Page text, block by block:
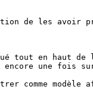
de les avoir
tout en haut
une fois sur
comme modèle